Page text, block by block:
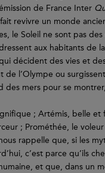
de France Inter
revivre un monde
le Soleil ne sont pas
aux habitants de
décident des vies et
de l’Olympe ou
des mers pour se
; Artémis, belle et
; Prométhée, le
rappelle que, si les
c’est parce qu’ils
et que, dans un